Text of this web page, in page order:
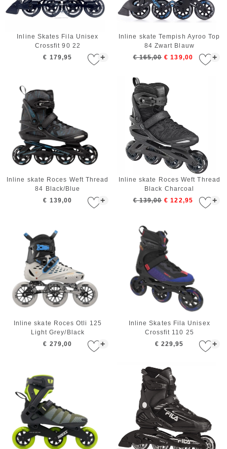
+
Inline Skates Fila Unisex
Crossfit 90 22
€ 179,95
+
Inline skate Tempish Ayroo Top
84 Zwart Blauw
€ 165,00 € 139,00
+
Inline skate Roces Weft Thread
84 Black/Blue
€ 139,00
+
Inline skate Roces Weft Thread
Black Charcoal
€ 139,00 € 122,95
+
Inline skate Roces Otli 125
Light Grey/Black
€ 279,00
+
Inline Skates Fila Unisex
Crossfit 110 25
€ 229,95